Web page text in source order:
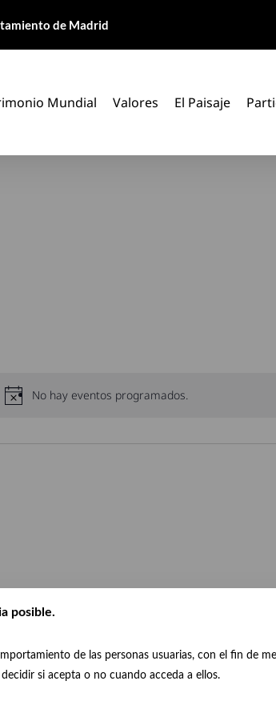
posible.
de las personas usuarias, con el fin de
si acepta o no cuando acceda a ellos.
de Madrid
Mundial Valores El Paisaje
No hay eventos programados.